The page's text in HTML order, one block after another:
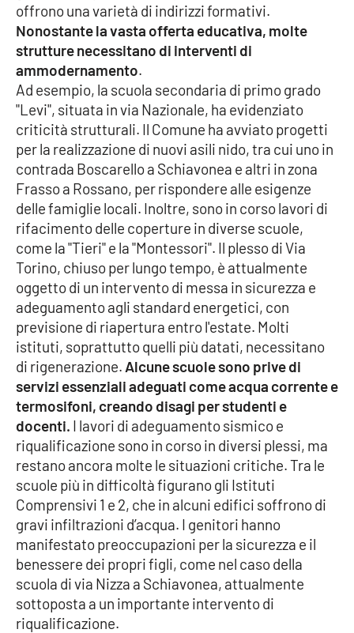
Economia e Lavoro
Politica
Sanità
Società
Sport
RUBRICHE
Good Morning Vietnam
Parchi Marini Calabria
Leggendo Alvaro insieme
Imprese Di Calabria
Le perfidie di Antonella Grippo
Venti di comunicazione
STREAMING
LaC TV
LaC Network
offrono una varietà di indirizzi formativi.
Nonostante la vasta offerta educativa, molte
strutture necessitano di interventi di
ammodernamento.
Ad esempio, la scuola secondaria di primo grado
"Levi", situata in via Nazionale, ha evidenziato
criticità strutturali. Il Comune ha avviato progetti
per la realizzazione di nuovi asili nido, tra cui uno in
contrada Boscarello a Schiavonea e altri in zona
Frasso a Rossano, per rispondere alle esigenze
delle famiglie locali. Inoltre, sono in corso lavori di
rifacimento delle coperture in diverse scuole,
come la "Tieri" e la "Montessori". Il plesso di Via
Torino, chiuso per lungo tempo, è attualmente
oggetto di un intervento di messa in sicurezza e
adeguamento agli standard energetici, con
previsione di riapertura entro l'estate. Molti
istituti, soprattutto quelli più datati, necessitano
di rigenerazione. Alcune scuole sono prive di
servizi essenziali adeguati come acqua corrente e
termosifoni, creando disagi per studenti e
docenti. I lavori di adeguamento sismico e
riqualificazione sono in corso in diversi plessi, ma
restano ancora molte le situazioni critiche. Tra le
scuole più in difficoltà figurano gli Istituti
Comprensivi 1 e 2, che in alcuni edifici soffrono di
gravi infiltrazioni d’acqua. I genitori hanno
manifestato preoccupazioni per la sicurezza e il
benessere dei propri figli, come nel caso della
scuola di via Nizza a Schiavonea, attualmente
sottoposta a un importante intervento di
riqualificazione.